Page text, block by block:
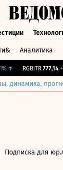
Аналитика
↑ RGBITR 777,14
динамика,
Подписка для